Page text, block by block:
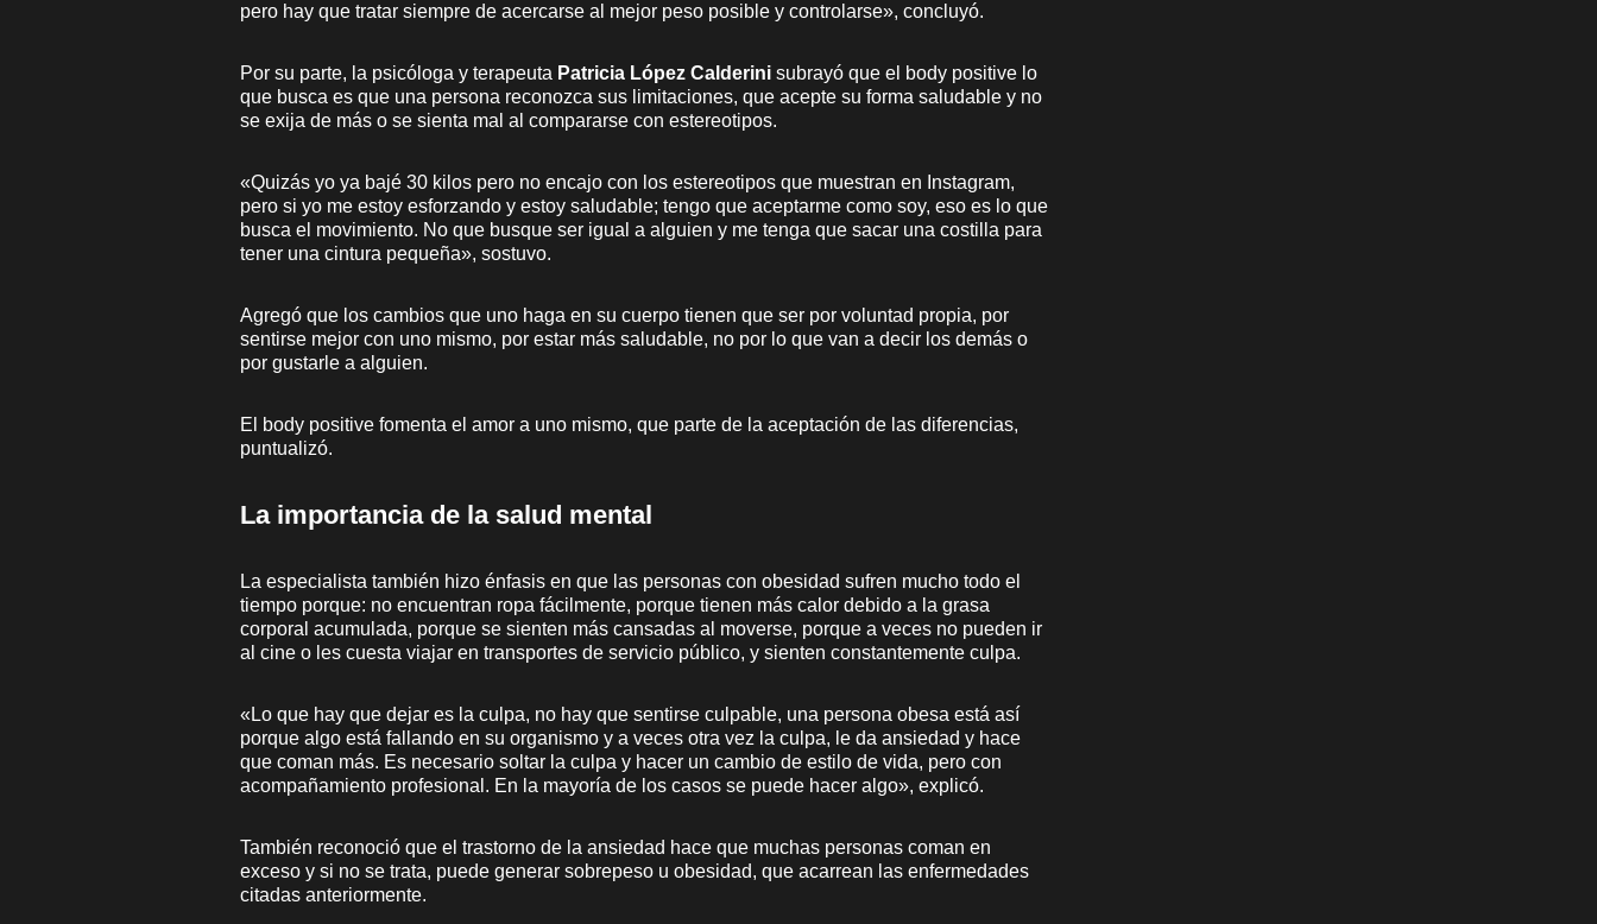
pero hay que tratar siempre de acercarse al mejor peso posible y controlarse», concluyó.
Por su parte, la psicóloga y terapeuta Patricia López Calderini subrayó que el body positive lo
que busca es que una persona reconozca sus limitaciones, que acepte su forma saludable y no
se exija de más o se sienta mal al compararse con estereotipos.
«Quizás yo ya bajé 30 kilos pero no encajo con los estereotipos que muestran en Instagram,
pero si yo me estoy esforzando y estoy saludable; tengo que aceptarme como soy, eso es lo que
busca el movimiento. No que busque ser igual a alguien y me tenga que sacar una costilla para
tener una cintura pequeña», sostuvo.
Agregó que los cambios que uno haga en su cuerpo tienen que ser por voluntad propia, por
sentirse mejor con uno mismo, por estar más saludable, no por lo que van a decir los demás o
por gustarle a alguien.
El body positive fomenta el amor a uno mismo, que parte de la aceptación de las diferencias,
puntualizó.
La importancia de la salud mental
La especialista también hizo énfasis en que las personas con obesidad sufren mucho todo el
tiempo porque: no encuentran ropa fácilmente, porque tienen más calor debido a la grasa
corporal acumulada, porque se sienten más cansadas al moverse, porque a veces no pueden ir
al cine o les cuesta viajar en transportes de servicio público, y sienten constantemente culpa.
«Lo que hay que dejar es la culpa, no hay que sentirse culpable, una persona obesa está así
porque algo está fallando en su organismo y a veces otra vez la culpa, le da ansiedad y hace
que coman más. Es necesario soltar la culpa y hacer un cambio de estilo de vida, pero con
acompañamiento profesional. En la mayoría de los casos se puede hacer algo», explicó.
También reconoció que el trastorno de la ansiedad hace que muchas personas coman en
exceso y si no se trata, puede generar sobrepeso u obesidad, que acarrean las enfermedades
citadas anteriormente.